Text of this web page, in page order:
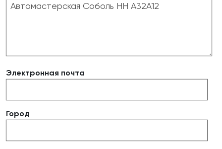
Электронная почта
Город